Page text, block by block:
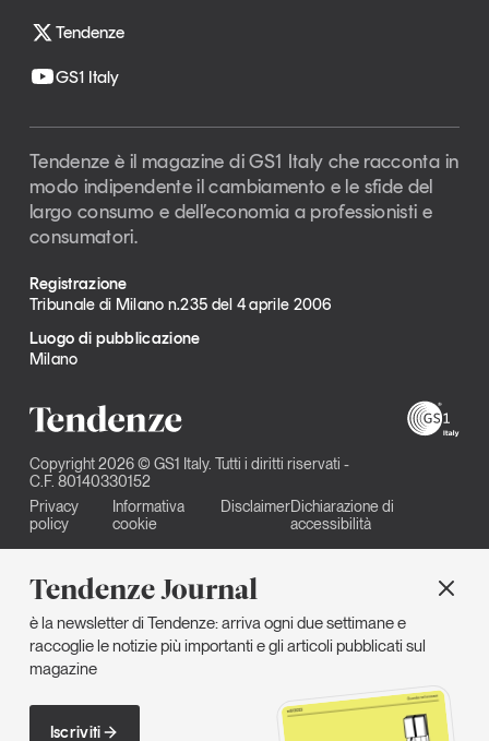
Tendenze Journal
è la newsletter di Tendenze: arriva ogni due settimane e
raccoglie le notizie più importanti e gli articoli pubblicati sul
magazine
Iscriviti
Tendenze
GS1 Italy
Tendenze è il magazine di GS1 Italy che racconta in
modo indipendente il cambiamento e le sfide del
largo consumo e dell’economia a professionisti e
consumatori.
Registrazione
Tribunale di Milano n.235 del 4 aprile 2006
Luogo di pubblicazione
Milano
Copyright 2026 © GS1 Italy. Tutti i diritti riservati -
C.F. 80140330152
Privacy
policy
Informativa
cookie
DisclaimerDichiarazione di
accessibilità